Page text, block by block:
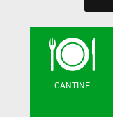
CANTINE